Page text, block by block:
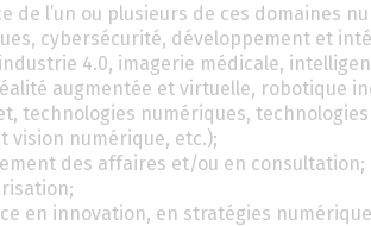
de l’un ou plusieurs de ces domaines
cybersécurité, développement et
4.0, imagerie médicale,
augmentée et virtuelle, robotique
technologies numériques,
vision numérique, etc.);
des affaires et/ou en consultation;
en innovation, en stratégies